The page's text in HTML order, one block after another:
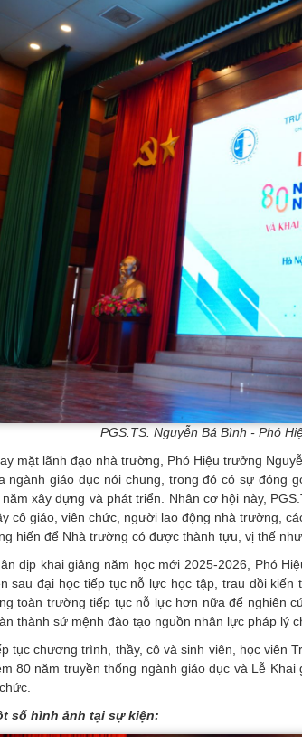
PGS.TS. Nguyễn Bá Bình - Phó
mặt lãnh đạo nhà trường, Phó Hiệu trưởng
ngành giáo dục nói chung, trong đó có sự đóng
xây dựng và phát triển. Nhân cơ hội này,
cô giáo, viên chức, người lao động nhà trường,
hiến để Nhà trường có được thành tựu, vị thế
dịp khai giảng năm học mới 2025-2026, Phó
sau đại học tiếp tục nỗ lực học tập, trau dồi
toàn trường tiếp tục nỗ lực hơn nữa để nghiên
thành sứ mệnh đào tạo nguồn nhân lực pháp lý
tục chương trình, thầy, cô và sinh viên, học viên
80 năm truyền thống ngành giáo dục và Lễ
số hình ảnh tại sự kiện: